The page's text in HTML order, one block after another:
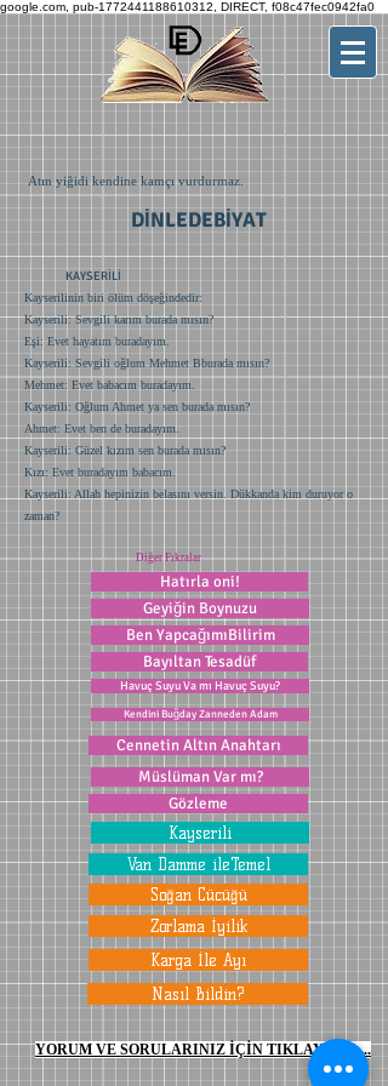
google.com, pub-1772441188610312, DIRECT, f08c47fec0942fa0
Atın yiğidi kendine kamçı vurdurmaz.
DİNLEDEBİYAT
KAYSERİLİ
Kayserilinin biri ölüm döşeğindedir:
Kayserili: Sevgili karım burada mısın?
Eşi: Evet hayatım buradayım.
Kayserili: Sevgili oğlum Mehmet Bburada mısın?
Mehmet: Evet babacım buradayım.
Kayserili: Oğlum Ahmet ya sen burada mısın?
Ahmet: Evet ben de buradayım.
Kayserili: Güzel kızım sen burada mısın?
Kızı: Evet buradayım babacım.
Kayserili: Allah hepinizin belasını versin. Dükkanda kim duruyor o
zaman?
Diğer Fıkralar
Hatırla oni!
Geyiğin Boynuzu
Ben YapcağımıBilirim
Bayıltan Tesadüf
Havuç Suyu Va mı Havuç Suyu?
Kendini Buğday Zanneden Adam
Cennetin Altın Anahtarı
Müslüman Var mı?
Gözleme
Kayserili
Van Damme ileTemel
Soğan Cücüğü
Zorlama İyilik
Karga İle Ayı
Nasıl Bildin?
YORUM VE SORULARINIZ İÇİN TIKLAYINIZ ...